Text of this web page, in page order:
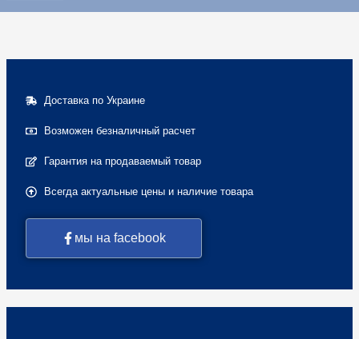
Доставка по Украине
Возможен безналичный расчет
Гарантия на продаваемый товар
Всегда актуальные цены и наличие товара
мы на facebook